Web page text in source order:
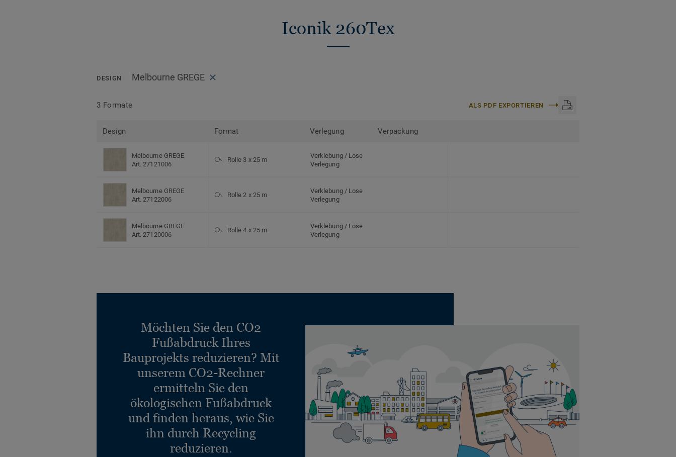
Iconik 260Tex
DESIGN Melbourne GREGE
3 Formate ALS PDF EXPORTIEREN
Design Format Verlegung Verpackung
Melbourne GREGE
Art. 27121006
Rolle 3 x 25 m
Verklebung / Lose
Verlegung
Melbourne GREGE
Art. 27122006
Rolle 2 x 25 m
Verklebung / Lose
Verlegung
Melbourne GREGE
Art. 27120006
Rolle 4 x 25 m
Verklebung / Lose
Verlegung
Möchten Sie den CO2
Fußabdruck Ihres
Bauprojekts reduzieren? Mit
unserem CO2-Rechner
ermitteln Sie den
ökologischen Fußabdruck
und finden heraus, wie Sie
ihn durch Recycling
reduzieren.